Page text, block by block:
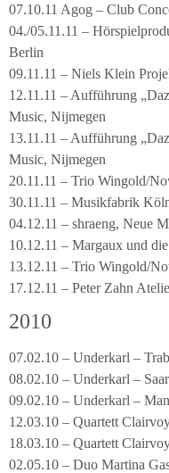
07.10.11 Agog – Club
04./05.11.11 –
Berlin
09.11.11 – Niels Klein
12.11.11 – Aufführung
Music, Nijmegen
13.11.11 – Aufführung
Music, Nijmegen
20.11.11 – Trio Wingold/
30.11.11 – Musikfabrik
04.12.11 – shraeng, Neue
10.12.11 – Margaux und
13.12.11 – Trio Wingold/
17.12.11 – Peter Zahn
2010
07.02.10 – Underkarl –
08.02.10 – Underkarl –
09.02.10 – Underkarl –
12.03.10 – Quartett
18.03.10 – Quartett
02.05.10 – Duo Martina